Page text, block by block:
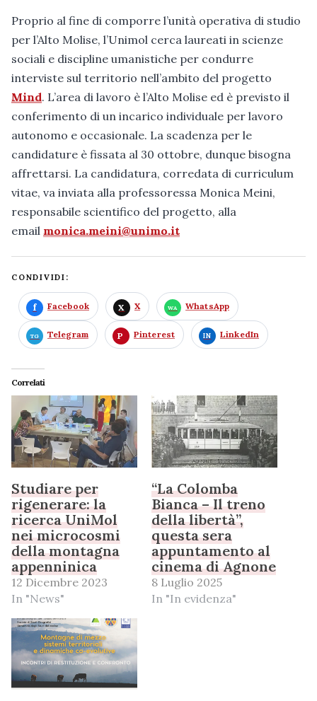
Proprio al fine di comporre l’unità operativa di studio
per l’Alto Molise, l’Unimol cerca laureati in scienze
sociali e discipline umanistiche per condurre
interviste sul territorio nell’ambito del progetto
Mind. L’area di lavoro è l’Alto Molise ed è previsto il
conferimento di un incarico individuale per lavoro
autonomo e occasionale. La scadenza per le
candidature è fissata al 30 ottobre, dunque bisogna
affrettarsi. La candidatura, corredata di curriculum
vitae, va inviata alla professoressa Monica Meini,
responsabile scientifico del progetto, alla
email monica.meini@unimo.it
CONDIVIDI:
Facebook X WhatsApp
Telegram Pinterest LinkedIn
Correlati
Studiare per
rigenerare: la
ricerca UniMol
nei microcosmi
della montagna
appenninica
12 Dicembre 2023
In "News"
“La Colomba
Bianca – Il treno
della libertà”,
questa sera
appuntamento al
cinema di Agnone
8 Luglio 2025
In "In evidenza"